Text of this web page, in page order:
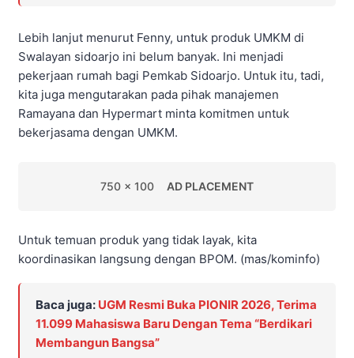
Lebih lanjut menurut Fenny, untuk produk UMKM di
Swalayan sidoarjo ini belum banyak. Ini menjadi
pekerjaan rumah bagi Pemkab Sidoarjo. Untuk itu, tadi,
kita juga mengutarakan pada pihak manajemen
Ramayana dan Hypermart minta komitmen untuk
bekerjasama dengan UMKM.
750 x 100 AD PLACEMENT
Untuk temuan produk yang tidak layak, kita
koordinasikan langsung dengan BPOM. (mas/kominfo)
Baca juga: UGM Resmi Buka PIONIR 2026, Terima
11.099 Mahasiswa Baru Dengan Tema “Berdikari
Membangun Bangsa”